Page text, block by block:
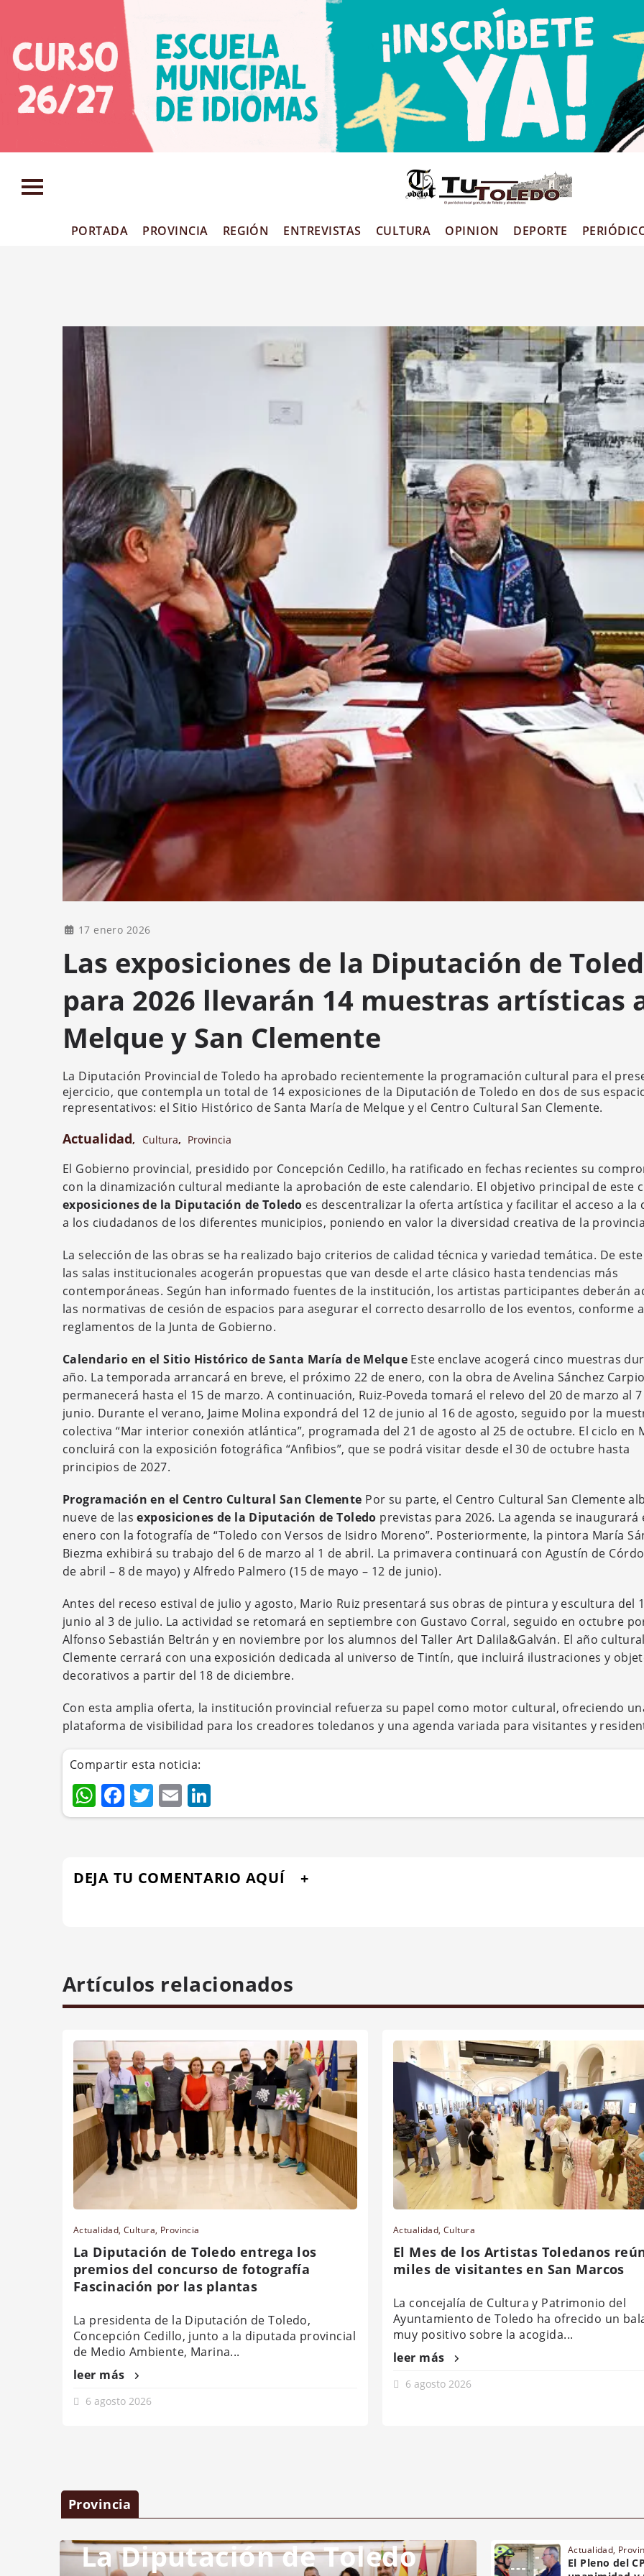
PORTADA PROVINCIA REGIÓN ENTREVISTAS CULTURA OPINION DEPORTE
17 enero 2026
Las exposiciones de la Diputación de
para 2026 llevarán 14 muestras artísticas
Melque y San Clemente
La Diputación Provincial de Toledo ha aprobado recientemente la programación cultural para el
ejercicio, que contempla un total de 14 exposiciones de la Diputación de Toledo en dos de sus
representativos: el Sitio Histórico de Santa María de Melque y el Centro Cultural San Clemente.
Actualidad, Cultura, Provincia
El Gobierno provincial, presidido por Concepción Cedillo, ha ratificado en fechas recientes su
con la dinamización cultural mediante la aprobación de este calendario. El objetivo principal de este
exposiciones de la Diputación de Toledo es descentralizar la oferta artística y facilitar el acceso a la
a los ciudadanos de los diferentes municipios, poniendo en valor la diversidad creativa de la
La selección de las obras se ha realizado bajo criterios de calidad técnica y variedad temática. De
las salas institucionales acogerán propuestas que van desde el arte clásico hasta tendencias más
contemporáneas. Según han informado fuentes de la institución, los artistas participantes deberán
las normativas de cesión de espacios para asegurar el correcto desarrollo de los eventos, conforme
reglamentos de la Junta de Gobierno.
Calendario en el Sitio Histórico de Santa María de MelqueEste enclave acogerá cinco muestras
año. La temporada arrancará en breve, el próximo 22 de enero, con la obra de Avelina Sánchez
permanecerá hasta el 15 de marzo. A continuación, Ruiz-Poveda tomará el relevo del 20 de marzo al
junio. Durante el verano, Jaime Molina expondrá del 12 de junio al 16 de agosto, seguido por la
colectiva “Mar interior conexión atlántica”, programada del 21 de agosto al 25 de octubre. El ciclo en
concluirá con la exposición fotográfica “Anfibios”, que se podrá visitar desde el 30 de octubre hasta
principios de 2027.
Programación en el Centro Cultural San Clemente Por su parte, el Centro Cultural San Clemente
nueve de lasexposiciones de la Diputación de Toledo previstas para 2026. La agenda se inaugurará
enero con la fotografía de “Toledo con Versos de Isidro Moreno”. Posteriormente, la pintora María
Biezma exhibirá su trabajo del 6 de marzo al 1 de abril. La primavera continuará con Agustín de
de abril – 8 de mayo) y Alfredo Palmero (15 de mayo – 12 de junio).
Antes del receso estival de julio y agosto, Mario Ruiz presentará sus obras de pintura y escultura del
junio al 3 de julio. La actividad se retomará en septiembre con Gustavo Corral, seguido en octubre
Alfonso Sebastián Beltrán y en noviembre por los alumnos del Taller Art Dalila&Galván. El año
Clemente cerrará con una exposición dedicada al universo de Tintín, que incluirá ilustraciones y
decorativos a partir del 18 de diciembre.
Con esta amplia oferta, la institución provincial refuerza su papel como motor cultural, ofreciendo
plataforma de visibilidad para los creadores toledanos y una agenda variada para visitantes y
Compartir esta noticia:
WhatsApp
Facebook
Twitter
Email
DEJA TU COMENTARIO AQUÍ
Artículos relacionados
Actualidad,Cultura, Provincia
La Diputación de Toledo entrega los
premios del concurso de fotografía
Fascinación por las plantas
La presidenta de la Diputación de Toledo,
Concepción Cedillo, junto a la diputada provincial
de Medio Ambiente, Marina...
leer más
6 agosto 2026
Actualidad,Cultura
El Mes de los Artistas Toledanos
miles de visitantes en San Marcos
La concejalía de Cultura y Patrimonio del
Ayuntamiento de Toledo ha ofrecido un
muy positivo sobre la acogida...
leer más
6 agosto 2026
Provincia
La Diputación de Toledo
Actualidad,
El Pleno del